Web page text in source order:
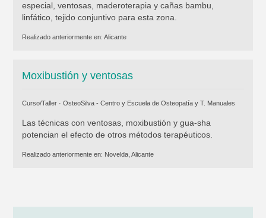
especial, ventosas, maderoterapia y cañas bambu,
linfático, tejido conjuntivo para esta zona.
Realizado anteriormente en: Alicante
Moxibustión y ventosas
Curso/Taller · OsteoSilva - Centro y Escuela de Osteopatía y T. Manuales
Las técnicas con ventosas, moxibustión y gua-sha
potencian el efecto de otros métodos terapéuticos.
Realizado anteriormente en: Novelda, Alicante